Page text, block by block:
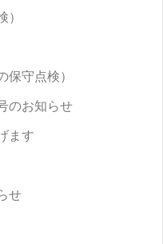
守点検）
のお知らせ
ます
せ